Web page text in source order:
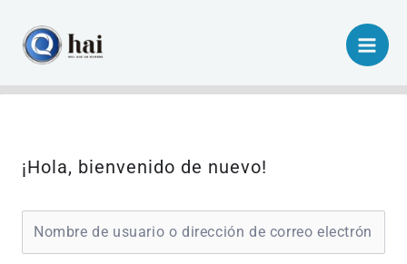
contenido
¡Hola, bienvenido de nuevo!